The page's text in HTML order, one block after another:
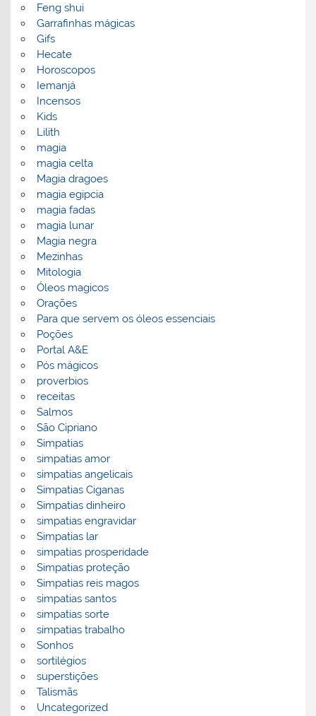
Feng shui
Garrafinhas mágicas
Gifs
Hecate
Horoscopos
Iemanjá
Incensos
Kids
Lilith
magia
magia celta
Magia dragoes
magia egipcia
magia fadas
magia lunar
Magia negra
Mezinhas
Mitologia
Óleos magicos
Orações
Para que servem os óleos essenciais
Poções
Portal A&E
Pós mágicos
proverbios
receitas
Salmos
São Cipriano
Simpatias
simpatias amor
simpatias angelicais
Simpatias Ciganas
Simpatias dinheiro
simpatias engravidar
Simpatias lar
simpatias prosperidade
Simpatias proteção
Simpatias reis magos
simpatias santos
simpatias sorte
simpatias trabalho
Sonhos
sortilégios
superstições
Talismãs
Uncategorized